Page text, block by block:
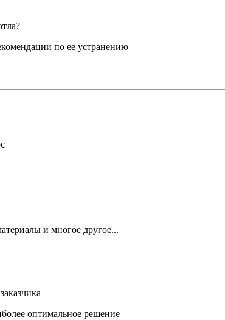
по ее устранению
и многое другое...
оптимальное решение